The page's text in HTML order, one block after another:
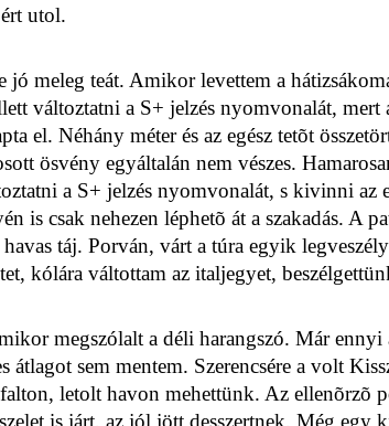
utol.
jó meleg teát. Amikor levettem a
változtatni a S+ jelzés nyomvonalát, mert
el. Néhány méter és az egész tetõt
ösvény egyáltalán nem vészes.
a S+ jelzés nyomvonalát, s kivinni
is csak nehezen léphetõ át a szakadás.
táj. Porván, várt a túra egyik
kólára váltottam az italjegyet,
megszólalt a déli harangszó. Már
átlagot sem mentem. Szerencsére a volt
letolt havon mehettünk. Az ellenõrzõ
is járt, az jól jött desszertnek. Még